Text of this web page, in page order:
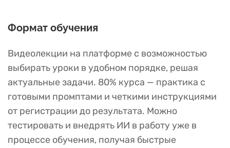
Формат обучения
Видеолекции на платформе с возможностью
выбирать уроки в удобном порядке, решая
актуальные задачи. 80% курса — практика с
готовыми промптами и четкими инструкциями
от регистрации до результата. Можно
тестировать и внедрять ИИ в работу уже в
процессе обучения, получая быстрые